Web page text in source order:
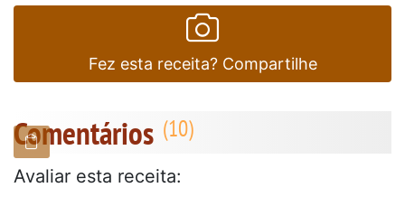
Fez esta receita? Compartilhe
Comentários
Avaliar esta receita: